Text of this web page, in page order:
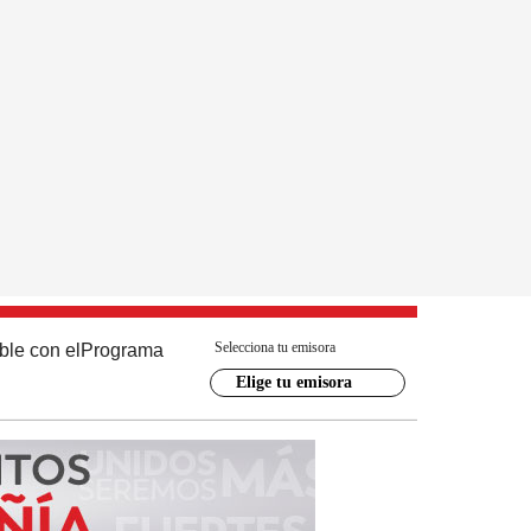
con el Programa Selecciona tu emisora
Elige tu emisora